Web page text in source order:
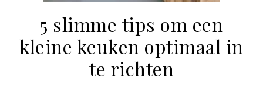
5 slimme tips om een
kleine keuken optimaal in
te richten